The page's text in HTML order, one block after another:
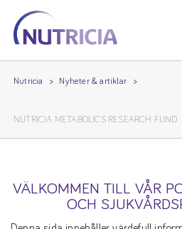
Nutricia
Nutricia
Nutricia Nyheter & artiklar
NUTRICIA METABOLICS RESEARCH FUND
VÄLKOMMEN TILL VÅR
OCH